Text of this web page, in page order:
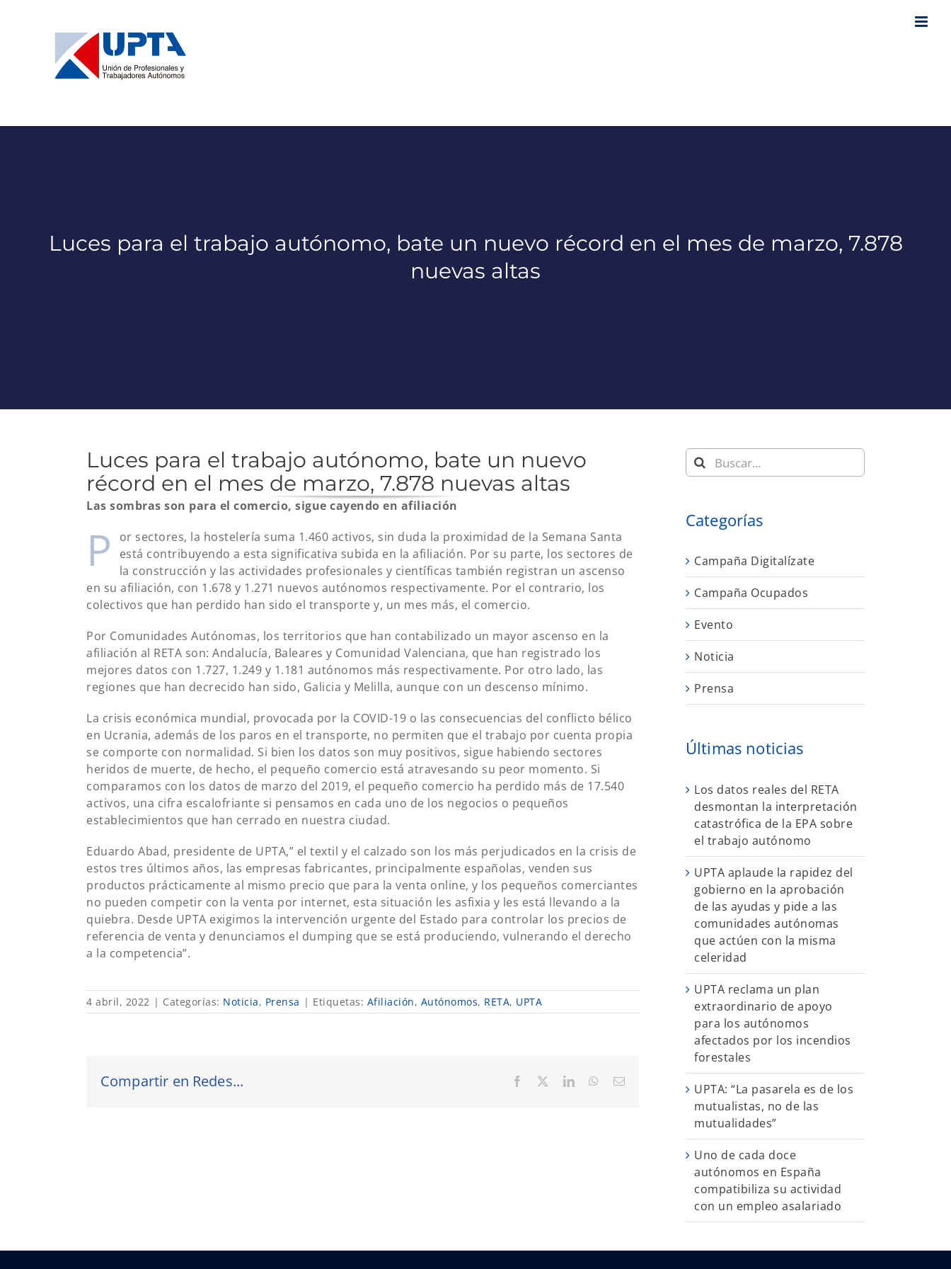
Luces para el trabajo autónomo, bate un nuevo récord en el mes de marzo, 7.878
nuevas altas
Luces para el trabajo autónomo, bate un nuevo
récord en el mes de marzo, 7.878 nuevas altas
Las sombras son para el comercio, sigue cayendo en afiliación
P
or sectores, la hostelería suma 1.460 activos, sin duda la proximidad de la Semana Santa
está contribuyendo a esta significativa subida en la afiliación. Por su parte, los sectores de
la construcción y las actividades profesionales y científicas también registran un ascenso
en su afiliación, con 1.678 y 1.271 nuevos autónomos respectivamente. Por el contrario, los
colectivos que han perdido han sido el transporte y, un mes más, el comercio.
Por Comunidades Autónomas, los territorios que han contabilizado un mayor ascenso en la
afiliación al RETA son: Andalucía, Baleares y Comunidad Valenciana, que han registrado los
mejores datos con 1.727, 1.249 y 1.181 autónomos más respectivamente. Por otro lado, las
regiones que han decrecido han sido, Galicia y Melilla, aunque con un descenso mínimo.
La crisis económica mundial, provocada por la COVID-19 o las consecuencias del conflicto bélico
en Ucrania, además de los paros en el transporte, no permiten que el trabajo por cuenta propia
se comporte con normalidad. Si bien los datos son muy positivos, sigue habiendo sectores
heridos de muerte, de hecho, el pequeño comercio está atravesando su peor momento. Si
comparamos con los datos de marzo del 2019, el pequeño comercio ha perdido más de 17.540
activos, una cifra escalofriante si pensamos en cada uno de los negocios o pequeños
establecimientos que han cerrado en nuestra ciudad.
Eduardo Abad, presidente de UPTA,” el textil y el calzado son los más perjudicados en la crisis de
estos tres últimos años, las empresas fabricantes, principalmente españolas, venden sus
productos prácticamente al mismo precio que para la venta online, y los pequeños comerciantes
no pueden competir con la venta por internet, esta situación les asfixia y les está llevando a la
quiebra. Desde UPTA exigimos la intervención urgente del Estado para controlar los precios de
referencia de venta y denunciamos el dumping que se está produciendo, vulnerando el derecho
a la competencia”.
4 abril, 2022 | Categorías: Noticia, Prensa | Etiquetas: Afiliación, Autónomos, RETA, UPTA
Compartir en Redes... Facebook LinkedInWhatsApp
Correo
Buscar:
Categorías
Campaña Digitalízate
Campaña Ocupados
Evento
Noticia
Prensa
Últimas noticias
Los datos reales del RETA
desmontan la interpretación
catastrófica de la EPA sobre
el trabajo autónomo
UPTA aplaude la rapidez del
gobierno en la aprobación
de las ayudas y pide a las
comunidades autónomas
que actúen con la misma
celeridad
UPTA reclama un plan
extraordinario de apoyo
para los autónomos
afectados por los incendios
forestales
UPTA: “La pasarela es de los
mutualistas, no de las
mutualidades”
Uno de cada doce
autónomos en España
compatibiliza su actividad
con un empleo asalariado